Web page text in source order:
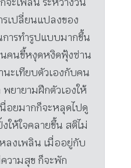
รเปลี่ยนแปลงของ
ารทำรูปแบบมากขึ้น
นคนขี้หงุดหงิดฟุ้งซ่าน
นะเทียบตัวเองกับคน
ยายามฝึกตัวเองให้
อยมากก็จะหลุดไปดู
ห้ใจคลายขึ้น สติไม่
ลงเพลิน เมื่ออยู่กับ
วามสุข ก็จะพัก